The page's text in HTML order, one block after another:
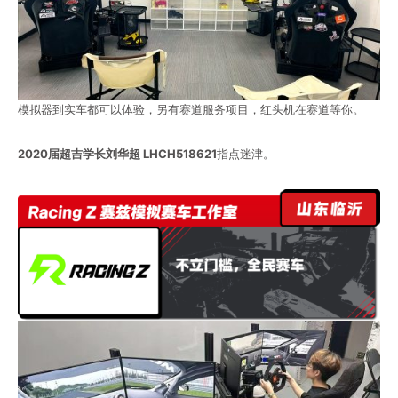
模拟器到实车都可以体验，另有赛道服务项目，红头机在赛道等你。
2020届超吉学长刘华超 LHCH518621指点迷津。